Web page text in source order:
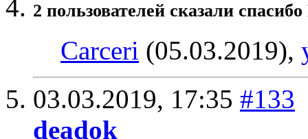
2 пользователей сказали
Carceri (05.03.2019),
03.03.2019, 17:35 #133
deadok